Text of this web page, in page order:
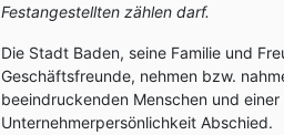
Festangestellten zählen darf.
Die Stadt Baden, seine Familie und
Geschäftsfreunde, nehmen bzw.
beeindruckenden Menschen und
Unternehmerpersönlichkeit Abschied.